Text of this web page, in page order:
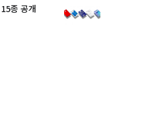
종 공개